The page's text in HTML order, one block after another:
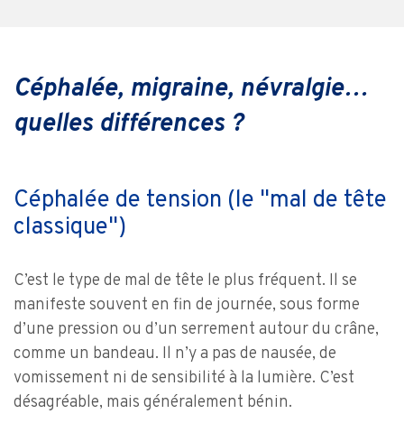
Céphalée, migraine, névralgie…
quelles différences ?
Céphalée de tension (le "mal de tête
classique")
C’est le type de mal de tête le plus fréquent. Il se
manifeste souvent en fin de journée, sous forme
d’une pression ou d’un serrement autour du crâne,
comme un bandeau. Il n’y a pas de nausée, de
vomissement ni de sensibilité à la lumière. C’est
désagréable, mais généralement bénin.